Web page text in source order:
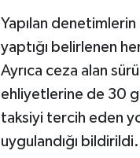
​Yapılan denetimlerin
yaptığı belirlenen
Ayrıca ceza alan
ehliyetlerine de 30
taksiyi tercih eden
uygulandığı bildirildi.